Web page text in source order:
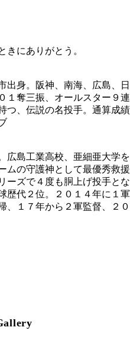
にありがとう。
出身。阪神、南海、広島、日
１奪三振、オールスター９連
つ、伝説の名投手。通算成績
広島工業高校、亜細亜大学を
ムの守護神として最優秀救援
ーズで４度も胴上げ投手とな
歴代２位。２０１４年に１軍
、１７年から２軍監督、２０